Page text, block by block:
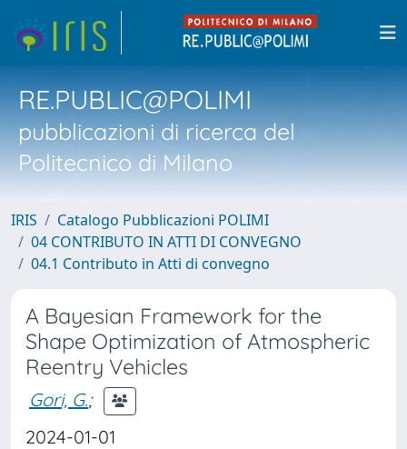
RE.PUBLIC@POLIMI
pubblicazioni di ricerca del
Politecnico di Milano
IRIS
Catalogo Pubblicazioni POLIMI
04 CONTRIBUTO IN ATTI DI CONVEGNO
04.1 Contributo in Atti di convegno
A Bayesian Framework for the
Shape Optimization of Atmospheric
Reentry Vehicles
Gori, G.;
2024-01-01